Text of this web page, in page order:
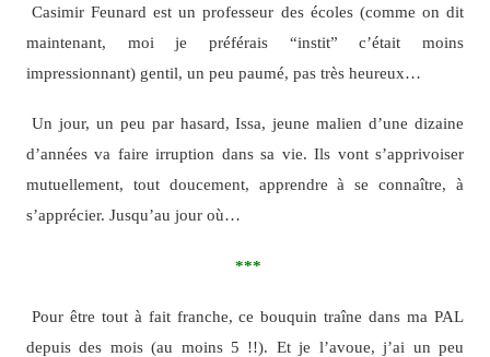
Casimir Feunard est un professeur des écoles (comme on dit
maintenant, moi je préférais “instit” c’était moins
impressionnant) gentil, un peu paumé, pas très heureux…
Un jour, un peu par hasard, Issa, jeune malien d’une dizaine
d’années va faire irruption dans sa vie. Ils vont s’apprivoiser
mutuellement, tout doucement, apprendre à se connaître, à
s’apprécier. Jusqu’au jour où…
***
Pour être tout à fait franche, ce bouquin traîne dans ma PAL
depuis des mois (au moins 5 !!). Et je l’avoue, j’ai un peu